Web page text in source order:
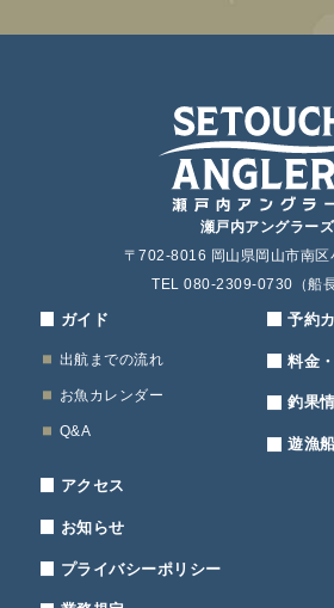
瀬戸内アングラーズ
〒702-8016 岡山県岡山市南
TEL 080-2309-0730（船長
ガイド
出航までの流れ
お魚カレンダー
Q&A
予約
料金
釣果
遊漁
アクセス
お知らせ
プライバシーポリシー